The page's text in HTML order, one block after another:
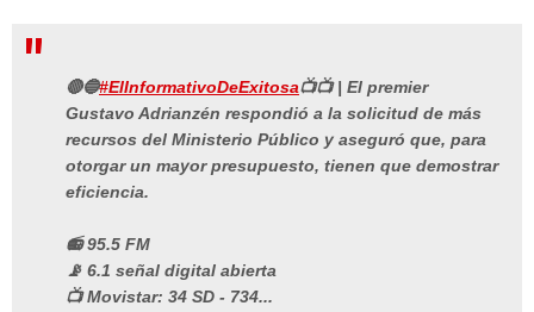
🔴🔵#ElInformativoDeExitosa📺📺 | El premier
Gustavo Adrianzén respondió a la solicitud de más
recursos del Ministerio Público y aseguró que, para
otorgar un mayor presupuesto, tienen que demostrar
eficiencia.
📻 95.5 FM
📡 6.1 señal digital abierta
📺 Movistar: 34 SD - 734...